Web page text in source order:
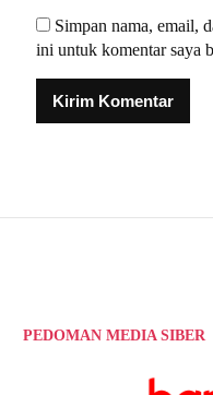
Simpan nama, email,
ini untuk komentar saya
PEDOMAN MEDIA SIBER